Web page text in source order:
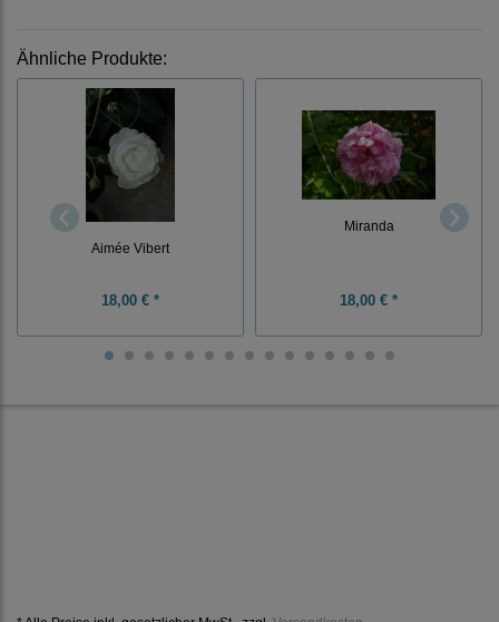
Ähnliche Produkte:
Aimée Vibert
18,00 € *
Miranda
18,00 € *